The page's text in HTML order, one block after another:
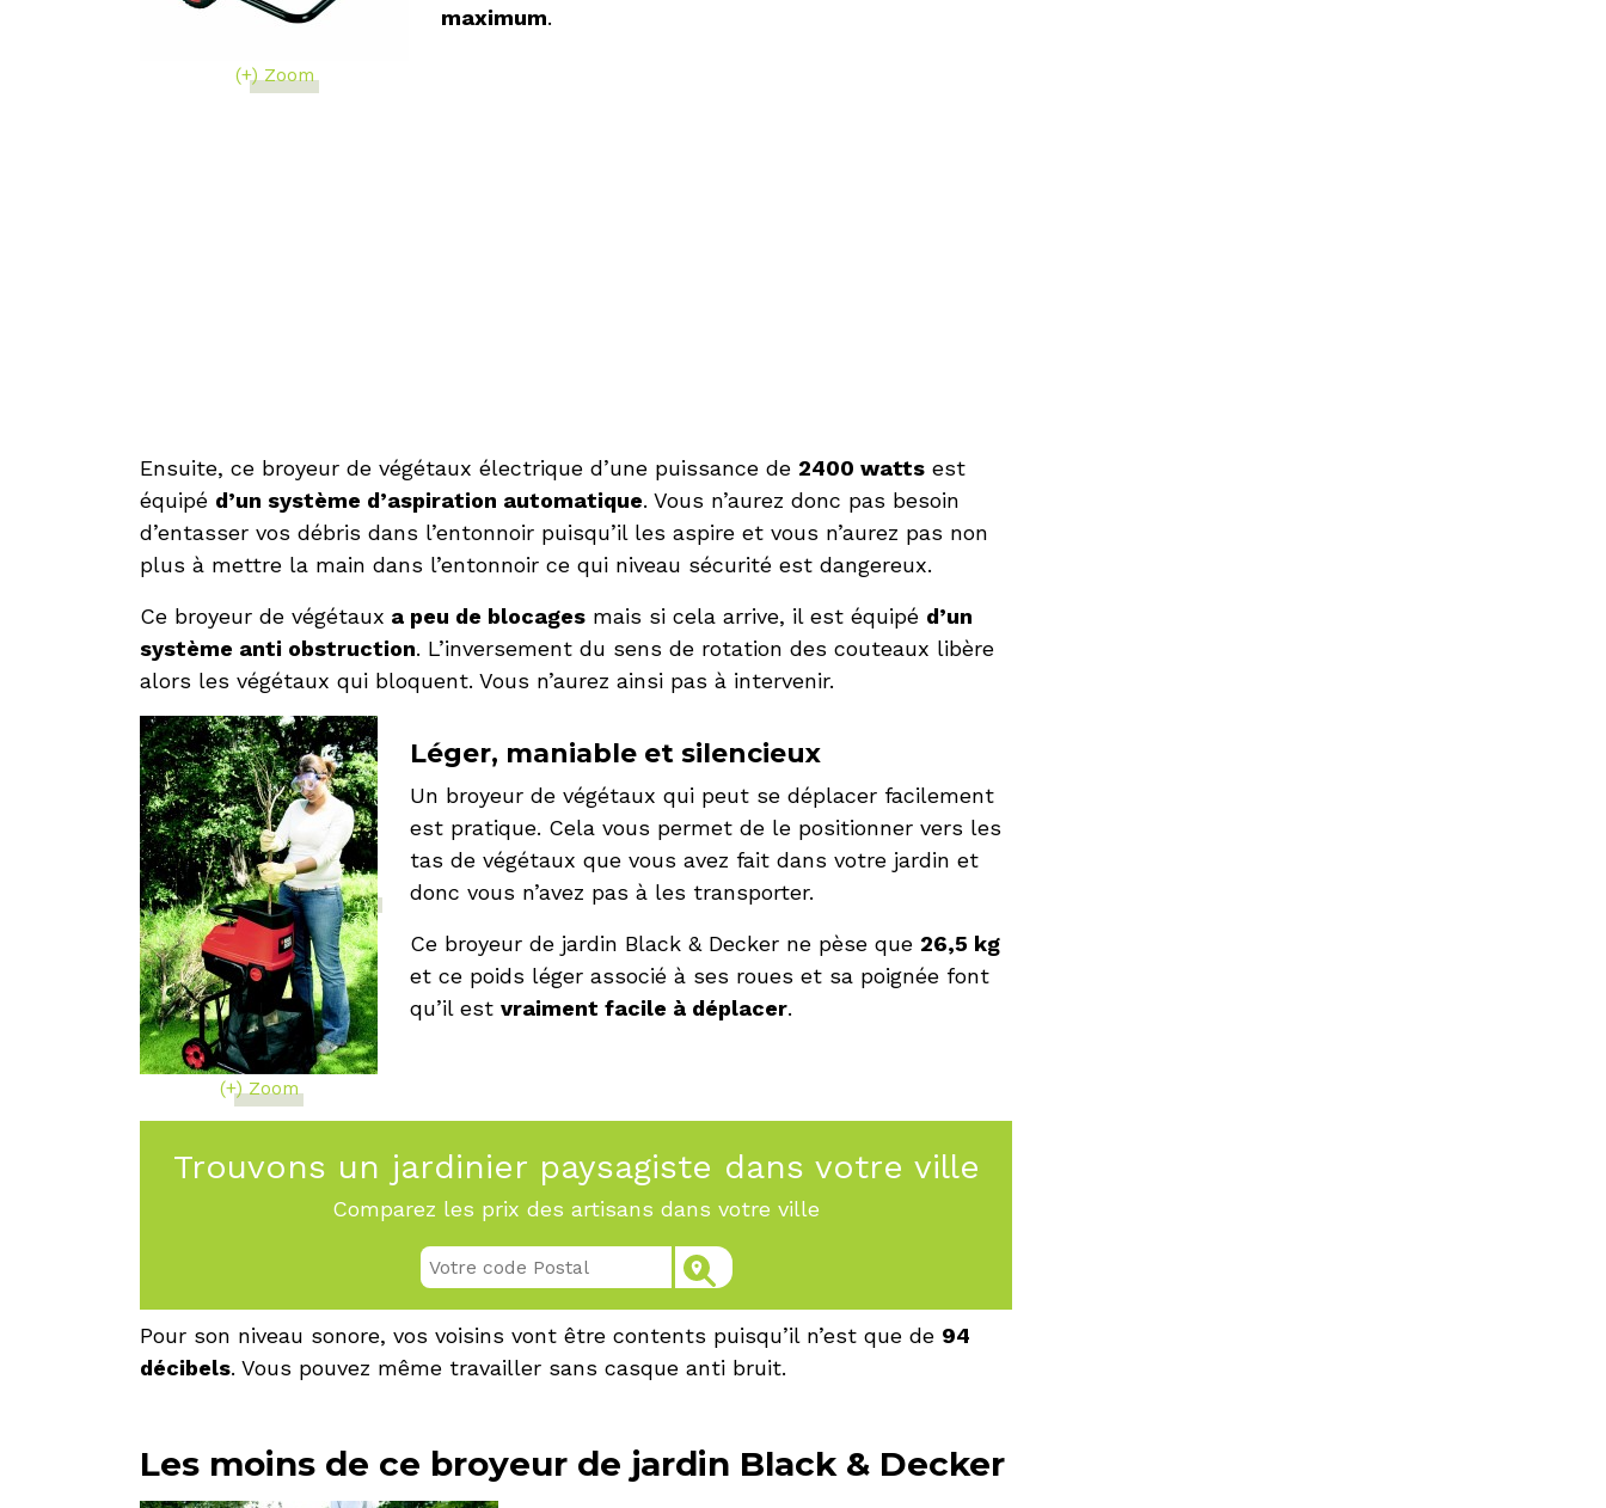
(+) Zoom
maximum.
Ensuite, ce broyeur de végétaux électrique d’une puissance de 2400 watts est
équipé d’un système d’aspiration automatique. Vous n’aurez donc pas besoin
d’entasser vos débris dans l’entonnoir puisqu’il les aspire et vous n’aurez pas non
plus à mettre la main dans l’entonnoir ce qui niveau sécurité est dangereux.
Ce broyeur de végétaux a peu de blocages mais si cela arrive, il est équipé d’un
système anti obstruction. L’inversement du sens de rotation des couteaux libère
alors les végétaux qui bloquent. Vous n’aurez ainsi pas à intervenir.
(+) Zoom
Léger, maniable et silencieux
Un broyeur de végétaux qui peut se déplacer facilement
est pratique. Cela vous permet de le positionner vers les
tas de végétaux que vous avez fait dans votre jardin et
donc vous n’avez pas à les transporter.
Ce broyeur de jardin Black & Decker ne pèse que 26,5 kg
et ce poids léger associé à ses roues et sa poignée font
qu’il est vraiment facile à déplacer.
Trouvons un jardinier paysagiste dans votre ville
Comparez les prix des artisans dans votre ville
Pour son niveau sonore, vos voisins vont être contents puisqu’il n’est que de 94
décibels. Vous pouvez même travailler sans casque anti bruit.
Les moins de ce broyeur de jardin Black & Decker